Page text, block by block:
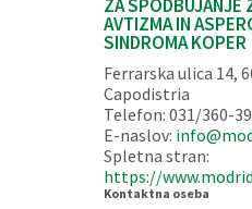
ZA SPODBUJANJE
AVTIZMA IN
SINDROMA KOPER
Ferrarska ulica 14,
Capodistria
Telefon: 031/360-
E-naslov:
Spletna stran:
https://
Kontaktna oseba